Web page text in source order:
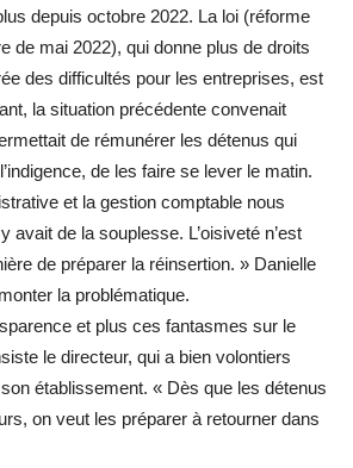
depuis octobre 2022. La loi (réforme
de mai 2022), qui donne plus de droits
des difficultés pour les entreprises, est
la situation précédente convenait
de rémunérer les détenus qui
de les faire se lever le matin.
et la gestion comptable nous
avait de la souplesse. L’oisiveté n’est
de préparer la réinsertion. » Danielle
la problématique.
et plus ces fantasmes sur le
le directeur, qui a bien volontiers
établissement. « Dès que les détenus
on veut les préparer à retourner dans